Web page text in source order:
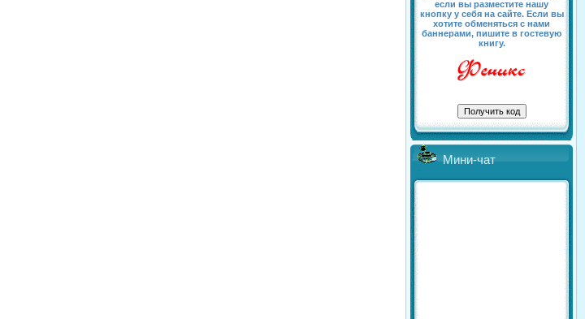
если вы разместите нашу
кнопку у себя на сайте. Если вы
хотите обменяться с нами
баннерами, пишите в гостевую
книгу.
Мини-чат